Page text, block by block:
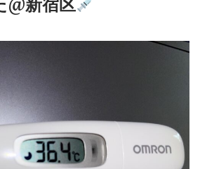
@新宿区